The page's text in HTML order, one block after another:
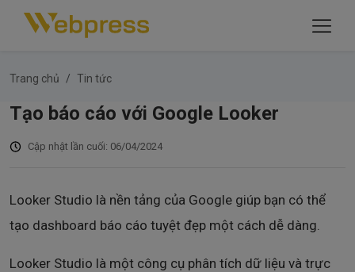
Trang chủ Tin tức
Tạo báo cáo với Google Looker
Cập nhật lần cuối: 06/04/2024
Looker Studio là nền tảng của Google giúp bạn có thể
tạo dashboard báo cáo tuyệt đẹp một cách dễ dàng.
Looker Studio là một công cụ phân tích dữ liệu và trực